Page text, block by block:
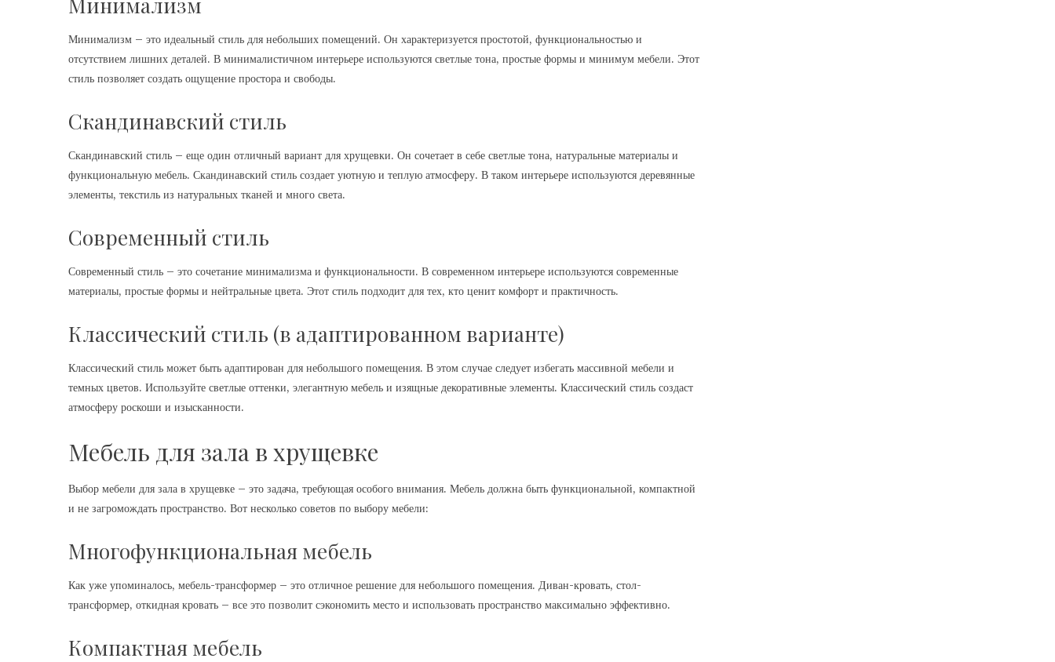
Минимализм – это идеальный стиль для небольших помещений. Он характеризуется простотой, функциональностью и
отсутствием лишних деталей. В минималистичном интерьере используются светлые тона, простые формы и минимум мебели. Этот
стиль позволяет создать ощущение простора и свободы.
Скандинавский стиль
Скандинавский стиль – еще один отличный вариант для хрущевки. Он сочетает в себе светлые тона, натуральные материалы и
функциональную мебель. Скандинавский стиль создает уютную и теплую атмосферу. В таком интерьере используются деревянные
элементы, текстиль из натуральных тканей и много света.
Современный стиль
Современный стиль – это сочетание минимализма и функциональности. В современном интерьере используются современные
материалы, простые формы и нейтральные цвета. Этот стиль подходит для тех, кто ценит комфорт и практичность.
Классический стиль (в адаптированном варианте)
Классический стиль может быть адаптирован для небольшого помещения. В этом случае следует избегать массивной мебели и
темных цветов. Используйте светлые оттенки, элегантную мебель и изящные декоративные элементы. Классический стиль создаст
атмосферу роскоши и изысканности.
Мебель для зала в хрущевке
Выбор мебели для зала в хрущевке – это задача, требующая особого внимания. Мебель должна быть функциональной, компактной
и не загромождать пространство. Вот несколько советов по выбору мебели:
Многофункциональная мебель
Как уже упоминалось, мебель-трансформер – это отличное решение для небольшого помещения. Диван-кровать, стол-
трансформер, откидная кровать – все это позволит сэкономить место и использовать пространство максимально эффективно.
Компактная мебель